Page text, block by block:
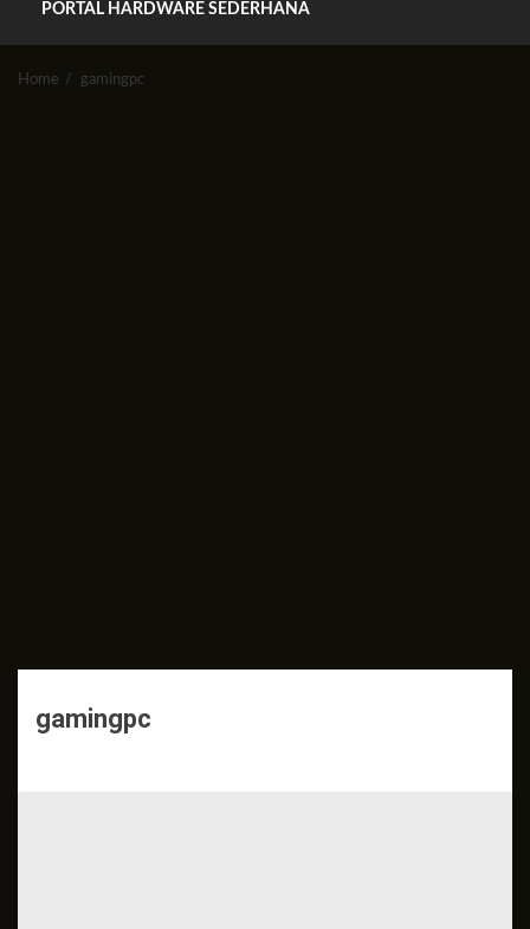
PORTAL HARDWARE SEDERHANA
Home gamingpc
gamingpc